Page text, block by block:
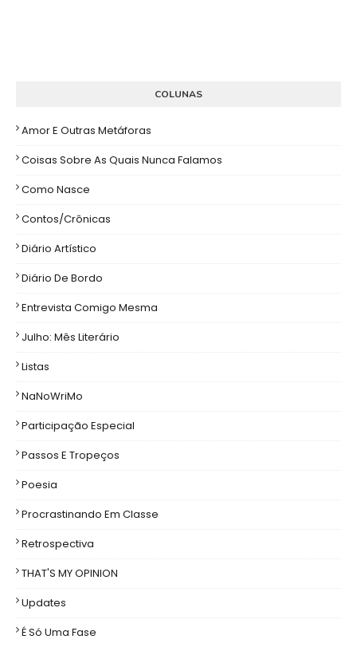
COLUNAS
Amor E Outras Metáforas
Coisas Sobre As Quais Nunca Falamos
Como Nasce
Contos/Crônicas
Diário Artístico
Diário De Bordo
Entrevista Comigo Mesma
Julho: Mês Literário
Listas
NaNoWriMo
Participação Especial
Passos E Tropeços
Poesia
Procrastinando Em Classe
Retrospectiva
THAT'S MY OPINION
Updates
É Só Uma Fase